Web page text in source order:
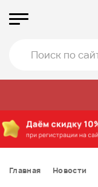
Главная Новости